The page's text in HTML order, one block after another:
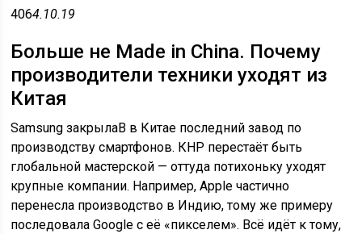
4064.10.19
Больше не Made in China. Почему
производители техники уходят из
Китая
Samsung закрылаВ в Китае последний завод по
производству смартфонов. КНР перестаёт быть
глобальной мастерской — оттуда потихоньку уходят
крупные компании. Например, Apple частично
перенесла производство в Индию, тому же примеру
последовала Google с её «пикселем». Всё идёт к тому,